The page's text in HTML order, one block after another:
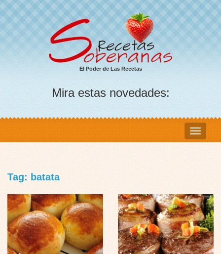
El Poder de Las Recetas
Mira estas novedades:
Tag: batata